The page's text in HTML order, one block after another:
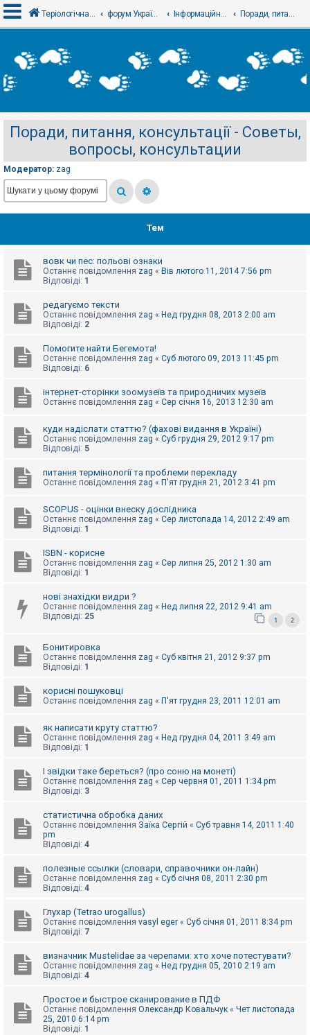
х
і
Р
с
р
а
ц
і
Т
м
б
д
о
е
к
и
Д
п
м
г
Теріологічна школа форум Українського теріологічного товариства Інформаційний відділ Поради, питання, консультації - Советы, вопросы, консультации
Поради, питання, консультації - Советы,
вопросы, консультации
Модератор: zag
Тем
вовк чи пес: польові ознаки
Останнє повідомлення zag « Вів лютого 11, 2014 7:56 pm
Відповіді: 1
редагуємо тексти
Останнє повідомлення zag « Нед грудня 08, 2013 2:00 am
Відповіді: 2
Помогите найти Бегемота!
Останнє повідомлення zag « Суб лютого 09, 2013 11:45 pm
Відповіді: 6
інтернет-сторінки зоомузеїв та природничих музеїв
Останнє повідомлення zag « Сер січня 16, 2013 12:30 am
куди надіслати статтю? (фахові видання в Україні)
Останнє повідомлення zag « Суб грудня 29, 2012 9:17 pm
Відповіді: 5
питання термінології та проблеми перекладу
Останнє повідомлення zag « П'ят грудня 21, 2012 3:41 pm
SCOPUS - оцінки внеску дослідника
Останнє повідомлення zag « Сер листопада 14, 2012 2:49 am
Відповіді: 1
ISBN - корисне
Останнє повідомлення zag « Сер липня 25, 2012 1:30 am
Відповіді: 1
нові знахідки видри ?
Останнє повідомлення zag « Нед липня 22, 2012 9:41 am
Відповіді: 25 1 2
Бонитировка
Останнє повідомлення zag « Суб квітня 21, 2012 9:37 pm
Відповіді: 1
корисні пошуковці
Останнє повідомлення zag « П'ят грудня 23, 2011 12:01 am
як написати круту статтю?
Останнє повідомлення zag « Нед грудня 04, 2011 3:49 am
Відповіді: 1
І звідки таке береться? (про соню на монеті)
Останнє повідомлення zag « Сер червня 01, 2011 1:34 pm
Відповіді: 3
статистична обробка даних
Останнє повідомлення Заїка Сергій « Суб травня 14, 2011 1:40
pm
Відповіді: 4
полезные ссылки (словари, справочники он-лайн)
Останнє повідомлення zag « Суб січня 08, 2011 2:30 pm
Відповіді: 4
Глухар (Tetrao urogallus)
Останнє повідомлення vasyl eger « Суб січня 01, 2011 8:34 pm
Відповіді: 7
визначник Mustelidae за черепами: хто хоче потестувати?
Останнє повідомлення zag « Нед грудня 05, 2010 2:19 am
Відповіді: 4
Простое и быстрое сканирование в ПДФ
Останнє повідомлення Олександр Ковальчук « Чет листопада
25, 2010 6:14 pm
Відповіді: 1